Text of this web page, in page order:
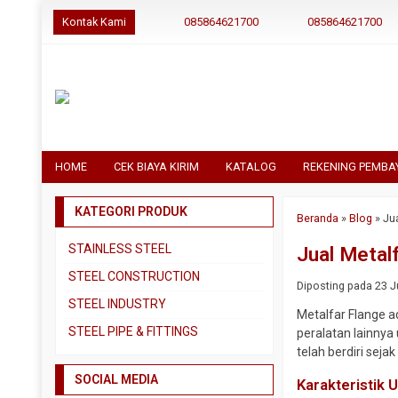
Kontak Kami 085864621700 085864621700
HOME CEK BIAYA KIRIM KATALOG REKENING
Beranda »Blog »
Jual
Diposting pada 23
Metalfar Flange
peralatan lainnya
telah berdiri
Karakteristik
KATEGORI PRODUK
STAINLESS STEEL
Pipa SS304
Pipa SS310
Pipa SS316
Plat Bordes SS304
STEEL CONSTRUCTION
Besi Beton
Besi CNP
Besi UNP
STEEL INDUSTRY
Dual Plate
Plat A285 GR C
STEEL PIPE & FITTINGS
Ball Valve
SOCIAL MEDIA